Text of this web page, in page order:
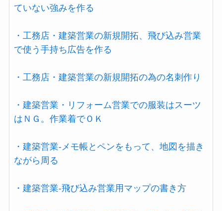
ていない強みを作る
・工務店・建築営業の新規開拓、飛び込み営業
で使う手持ち広告を作る
・工務店・建築営業の新規開拓の為の名刺作り
・建築営業・リフォーム営業での服装はスーツ
はＮＧ。作業着でＯＫ
・建築営業-メモ帳とペンをもって、地図を描き
ながら周る
・建築営業-飛び込み営業用マップの書き方